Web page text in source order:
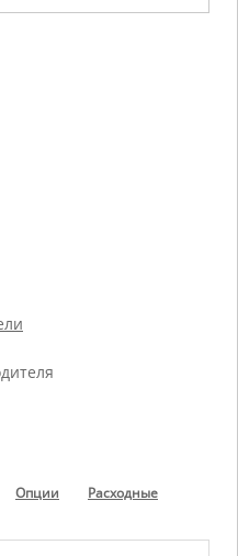
Опции
Расходные